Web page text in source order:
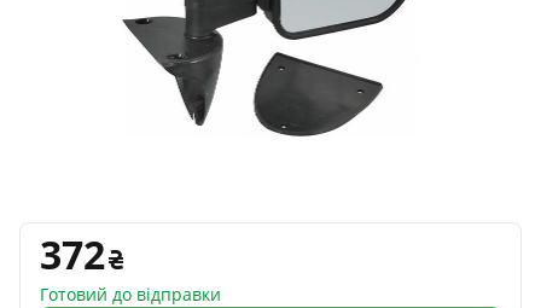
372
Готовий до відправки